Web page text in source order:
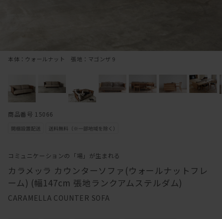
コミュニケーションの「場」が生まれる
カラメッラ カウンターソファ(ウォールナットフレ
ーム) (幅147cm 張地ランクアムステルダム)
CARAMELLA COUNTER SOFA
本体：ウォールナット 張地：マゴンザ 9
商品番号 15066